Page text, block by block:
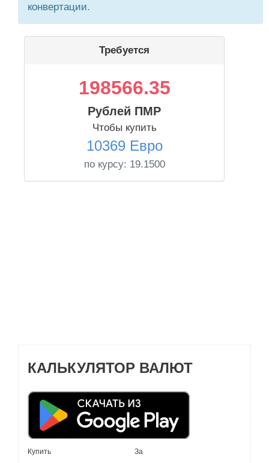
конвертации.
Требуется
198566.35
Рублей ПМР
Чтобы купить
10369 Евро
по курсу: 19.1500
КАЛЬКУЛЯТОР ВАЛЮТ
Купить За